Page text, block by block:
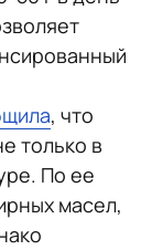
, что
только в
По ее
масел,